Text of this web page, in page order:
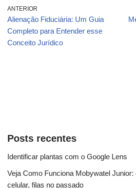
ANTERIOR
Alienação Fiduciária: Um Guia
Completo para Entender esse
Conceito Jurídico
Posts recentes
Identificar plantas com o Google Lens
Veja Como Funciona Mobywatel
celular, filas no passado